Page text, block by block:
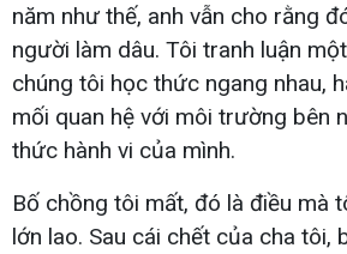
năm như thế, anh vẫn cho rằng
người làm dâu. Tôi tranh luận
chúng tôi học thức ngang nhau,
mối quan hệ với môi trường bên
thức hành vi của mình.
Bố chồng tôi mất, đó là điều mà
lớn lao. Sau cái chết của cha tôi,